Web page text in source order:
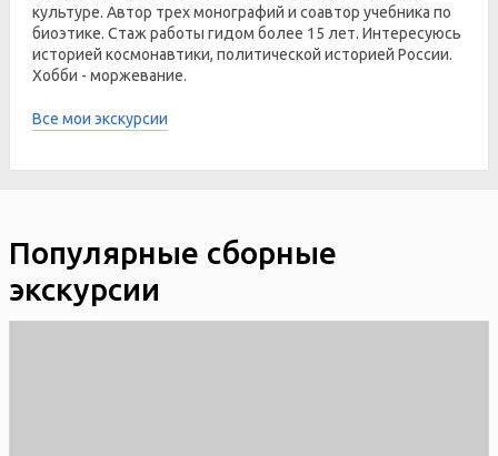
культуре. Автор трех монографий и соавтор учебника по
биоэтике. Стаж работы гидом более 15 лет. Интересуюсь
историей космонавтики, политической историей России.
Хобби - моржевание.
Все мои экскурсии
Популярные сборные
экскурсии